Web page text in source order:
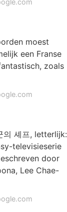
moest
een Franse
zoals
의 셰프, letterlijk:
televisieserie
door
Lee Chae-